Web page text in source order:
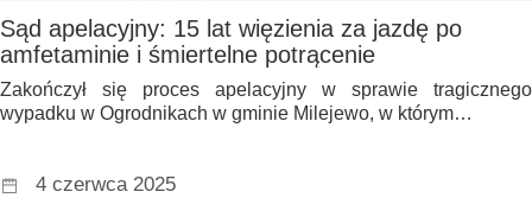
Sąd apelacyjny: 15 lat więzienia za jazdę po
amfetaminie i śmiertelne potrącenie
Zakończył się proces apelacyjny w sprawie tragicznego
wypadku w Ogrodnikach w gminie Milejewo, w którym…
4 czerwca 2025